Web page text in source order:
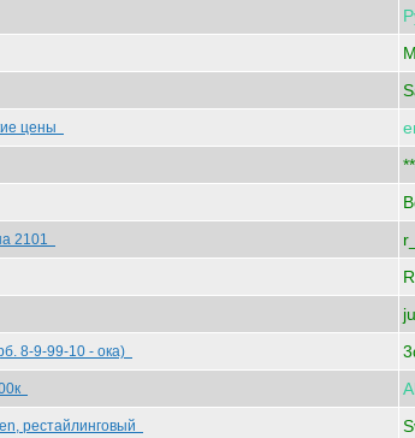
цены
2101
8-9-99-10 - ока)
рестайлинговый